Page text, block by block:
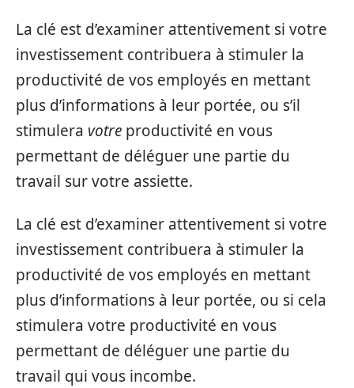
La clé est d’examiner attentivement si votre
investissement contribuera à stimuler la
productivité de vos employés en mettant
plus d’informations à leur portée, ou s’il
stimulera votre productivité en vous
permettant de déléguer une partie du
travail sur votre assiette.
La clé est d’examiner attentivement si votre
investissement contribuera à stimuler la
productivité de vos employés en mettant
plus d’informations à leur portée, ou si cela
stimulera votre productivité en vous
permettant de déléguer une partie du
travail qui vous incombe.